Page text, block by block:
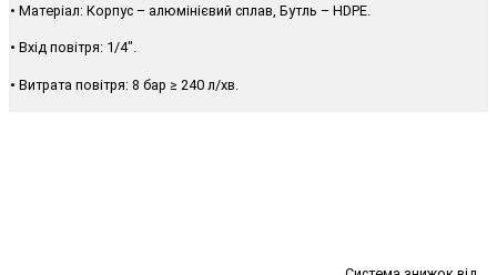
• Матеріал: Корпус – алюмінієвий сплав, Бутль – HDPE.
• Вхід повітря: 1/4".
• Витрата повітря: 8 бар ≥ 240 л/хв.